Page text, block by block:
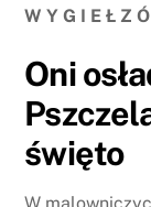
W Y G I E Ł Z
Oni
święto